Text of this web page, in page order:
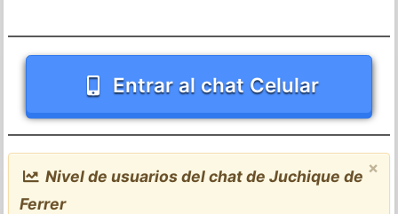
Entrar al chat Celular
×
Nivel de usuarios del chat de Juchique de
Ferrer